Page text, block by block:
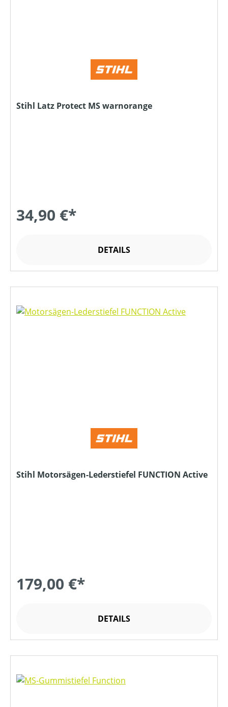
Stihl Latz Protect MS warnorange
34,90 €*
DETAILS
Stihl Motorsägen-Lederstiefel FUNCTION Active
179,00 €*
DETAILS